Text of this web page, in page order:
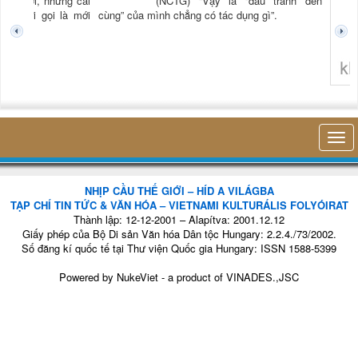
mới gọi là mới cùng” của mình chẳng có tác dụng gì”.
NHỊP CẦU THẾ GIỚI – HÍD A VILÁGBA
TẠP CHÍ TIN TỨC & VĂN HÓA – VIETNAMI KULTURÁLIS FOLYÓIRAT
Thành lập: 12-12-2001 – Alapítva: 2001.12.12
Giấy phép của Bộ Di sản Văn hóa Dân tộc Hungary: 2.2.4./73/2002.
Số đăng kí quốc tế tại Thư viện Quốc gia Hungary: ISSN 1588-5399
Powered by NukeViet - a product of VINADES.,JSC